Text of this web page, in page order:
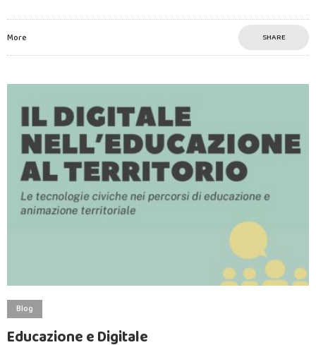
More SHARE
Blog
Educazione e Digitale